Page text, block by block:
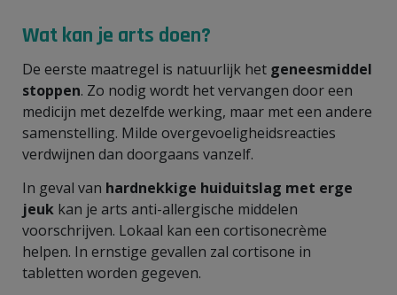
Wat kan je arts doen?
De eerste maatregel is natuurlijk het geneesmiddel
stoppen. Zo nodig wordt het vervangen door een
medicijn met dezelfde werking, maar met een andere
samenstelling. Milde overgevoeligheidsreacties
verdwijnen dan doorgaans vanzelf.
In geval van hardnekkige huiduitslag met erge
jeuk kan je arts anti-allergische middelen
voorschrijven. Lokaal kan een cortisonecrème
helpen. In ernstige gevallen zal cortisone in
tabletten worden gegeven.